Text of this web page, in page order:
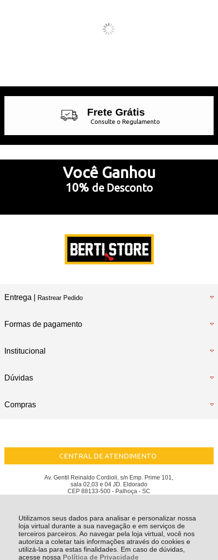
Utilizamos seus dados para analisar e personalizar nossa
loja virtual durante a sua navegação e em serviços de
terceiros parceiros. Ao navegar pela loja virtual, você nos
autoriza a coletar tais informações através do cookies e
utilizá-las para estas finalidades. Em caso de dúvidas,
acesse nossa Política de Privacidade
Frete Grátis
Consulte o Regulamento
no Cartão de Crédito
5% Desconto
Você Ganhou
10% de Desconto
Entrega | Rastrear Pedido
Formas de pagamento
Institucional
Dúvidas
Compras
CENTRAL DE ATENDIMENTO
Av. Gentil Reinaldo Cordioli, s/n Emp. Prime 101,
sala 02,03 e 04 JD. Eldorado
CEP 88133-500 - Palhoça - SC
Todos os direitos reservados
- -2026